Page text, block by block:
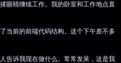
眼睛继续工作。我的卧室和工作地点直
当前的前端代码结构。这个下午差不多
告诉我现在做什么。常常发呆，这是我